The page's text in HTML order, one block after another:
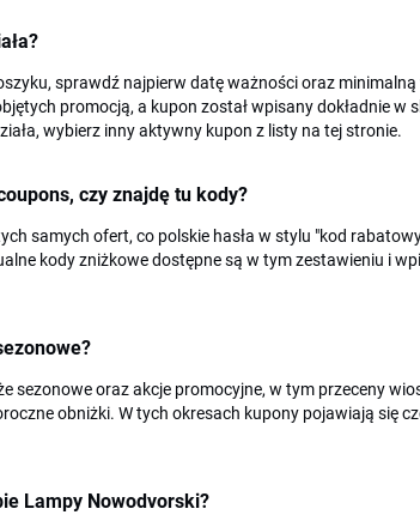
sprawdź najpierw datę ważności oraz
promocją, a kupon został wpisany dokładnie
wybierz inny aktywny kupon z listy na tej stronie.
czy znajdę tu kody?
samych ofert, co polskie hasła w stylu "kod
kody zniżkowe dostępne są w tym zestawieniu i
sezonowe oraz akcje promocyjne, w tym przeceny
obniżki. W tych okresach kupony pojawiają się
Lampy Nowodvorski?